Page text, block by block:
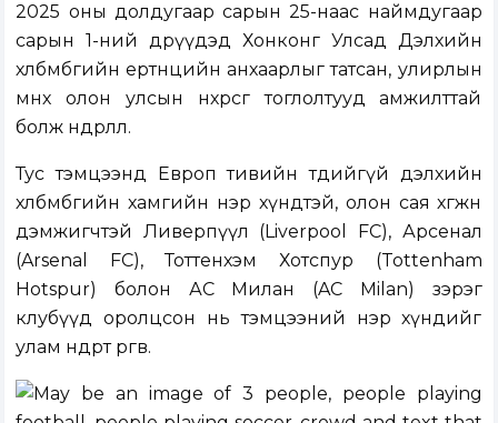
2025 оны долдугаар сарын 25-наас наймдугаар
сарын 1-ний өдрүүдэд Хонконг Улсад Дэлхийн
хөлбөмбөгийн ертөнцийн анхаарлыг татсан, улирлын
өмнөх олон улсын нөхөрсөг тоглолтууд амжилттай
болж өндөрлөлөө.
Тус тэмцээнд Европ тивийн төдийгүй дэлхийн
хөлбөмбөгийн хамгийн нэр хүндтэй, олон сая хөгжөөн
дэмжигчтэй Ливерпүүл (Liverpool FC), Арсенал
(Arsenal FC), Тоттенхэм Хотспур (Tottenham
Hotspur) болон АС Милан (AC Milan) зэрэг
клубүүд оролцсон нь тэмцээний нэр хүндийг
улам өндөрт өргөв.